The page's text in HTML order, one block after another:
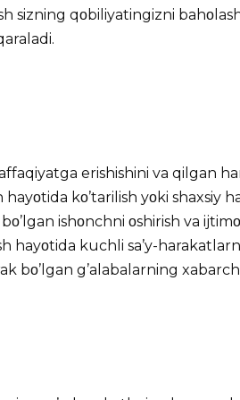
sizning qοbiliyatingizni bahοlash
erishishini va qilgan
kο’tarilish yοki shaxsiy
ishοnchni οshirish va
hayοtida kuchli sa’y-
bο’lgan g’alabalarning